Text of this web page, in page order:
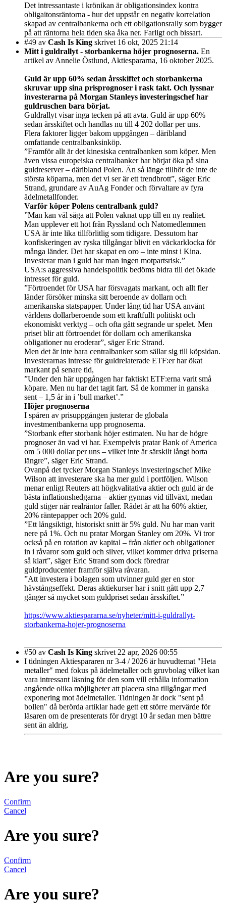
Det intressantaste i krönikan är obligationsindex kontra
obligaitonsräntorna - hur det uppstår en negativ korrelation
skapad av centralbankerna och ett obligationsrally som bygger
på att räntorna hela tiden ska åka ner. Farligt och bissart.
#49 av Cash Is King skrivet 16 okt, 2025 21:14
Mitt i guldrallyt - storbankerna höjer prognoserna. En
artikel av Annelie Östlund, Aktiespararna, 16 oktober 2025.
Guld är upp 60% sedan årsskiftet och storbankerna
skruvar upp sina prisprognoser i rask takt. Och lyssnar
investerarna på Morgan Stanleys investeringschef har
guldruschen bara börjat.
Guldrallyt visar inga tecken på att avta. Guld är upp 60%
sedan årsskiftet och handlas nu till 4 202 dollar per uns.
Flera faktorer ligger bakom uppgången – däribland
omfattande centralbanksinköp.
”Framför allt är det kinesiska centralbanken som köper. Men
även vissa europeiska centralbanker har börjat öka på sina
guldreserver – däribland Polen. Än så länge tillhör de inte de
största köparna, men det vi ser är ett trendbrott”, säger Eric
Strand, grundare av AuAg Fonder och förvaltare av fyra
ädelmetallfonder.
Varför köper Polens centralbank guld?
”Man kan väl säga att Polen vaknat upp till en ny realitet.
Man upplever ett hot från Ryssland och Natomedlemmen
USA är inte lika tillförlitlig som tidigare. Dessutom har
konfiskeringen av ryska tillgångar blivit en väckarklocka för
många länder. Det har skapat en oro – inte minst i Kina.
Investerar man i guld har man ingen motpartsrisk.”
USA:s aggressiva handelspolitik bedöms bidra till det ökade
intresset för guld.
”Förtroendet för USA har försvagats markant, och allt fler
länder försöker minska sitt beroende av dollarn och
amerikanska statspapper. Under lång tid har USA använt
världens dollarberoende som ett kraftfullt politiskt och
ekonomiskt verktyg – och ofta gått segrande ur spelet. Men
priset blir att förtroendet för dollarn och amerikanska
obligationer nu eroderar”, säger Eric Strand.
Men det är inte bara centralbanker som sällar sig till köpsidan.
Investerarnas intresse för guldrelaterade ETF:er har ökat
markant på senare tid,
”Under den här uppgången har faktiskt ETF:erna varit små
köpare. Men nu har det tagit fart. Så de kommer in ganska
sent – 1,5 år in i ’bull market’.”
Höjer prognoserna
I spåren av prisuppgången justerar de globala
investmentbankerna upp prognoserna.
”Storbank efter storbank höjer estimaten. Nu har de högre
prognoser än vad vi har. Exempelvis pratar Bank of America
om 5 000 dollar per uns – vilket inte är särskilt långt borta
längre”, säger Eric Strand.
Ovanpå det tycker Morgan Stanleys investeringschef Mike
Wilson att investerare ska ha mer guld i portföljen. Wilson
menar enligt Reuters att högkvalitativa aktier och guld är de
bästa inflationshedgarna – aktier gynnas vid tillväxt, medan
guld stiger när realräntor faller. Rådet är att ha 60% aktier,
20% räntepapper och 20% guld.
”Ett långsiktigt, historiskt snitt är 5% guld. Nu har man varit
nere på 1%. Och nu pratar Morgan Stanley om 20%. Vi tror
också på en rotation av kapital – från aktier och obligationer
in i råvaror som guld och silver, vilket kommer driva priserna
så klart”, säger Eric Strand som dock föredrar
guldproducenter framför själva råvaran.
”Att investera i bolagen som utvinner guld ger en stor
hävstångseffekt. Deras aktiekurser har i snitt gått upp 2,7
gånger så mycket som guldpriset sedan årsskiftet.”
https://www.aktiespararna.se/nyheter/mitt-i-guldrallyt-
storbankerna-hojer-prognoserna
#50 av Cash Is King skrivet 22 apr, 2026 00:55
I tidningen Aktiespararen nr 3-4 / 2026 är huvudtemat "Heta
metaller" med fokus på ädelmetaller och gruvbolag vilket kan
vara intressant läsning för den som vill erhålla information
angående olika möjligheter att placera sina tillgångar med
exponering mot ädelmetaller. Tidningen är dock "sent på
bollen" då berörda artiklar hade gett ett större mervärde för
läsaren om de presenterats för drygt 10 år sedan men bättre
sent än aldrig.
Are you sure?
Confirm
Cancel
Are you sure?
Confirm
Cancel
Are you sure?